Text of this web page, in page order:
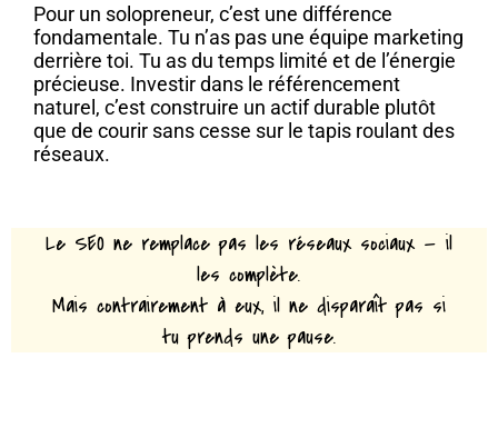
Pour un solopreneur, c’est une différence
fondamentale. Tu n’as pas une équipe marketing
derrière toi. Tu as du temps limité et de l’énergie
précieuse. Investir dans le référencement
naturel, c’est construire un actif durable plutôt
que de courir sans cesse sur le tapis roulant des
réseaux.
Le SEO ne remplace pas les réseaux sociaux — il
les complète.
Mais contrairement à eux, il ne disparaît pas si
tu prends une pause.